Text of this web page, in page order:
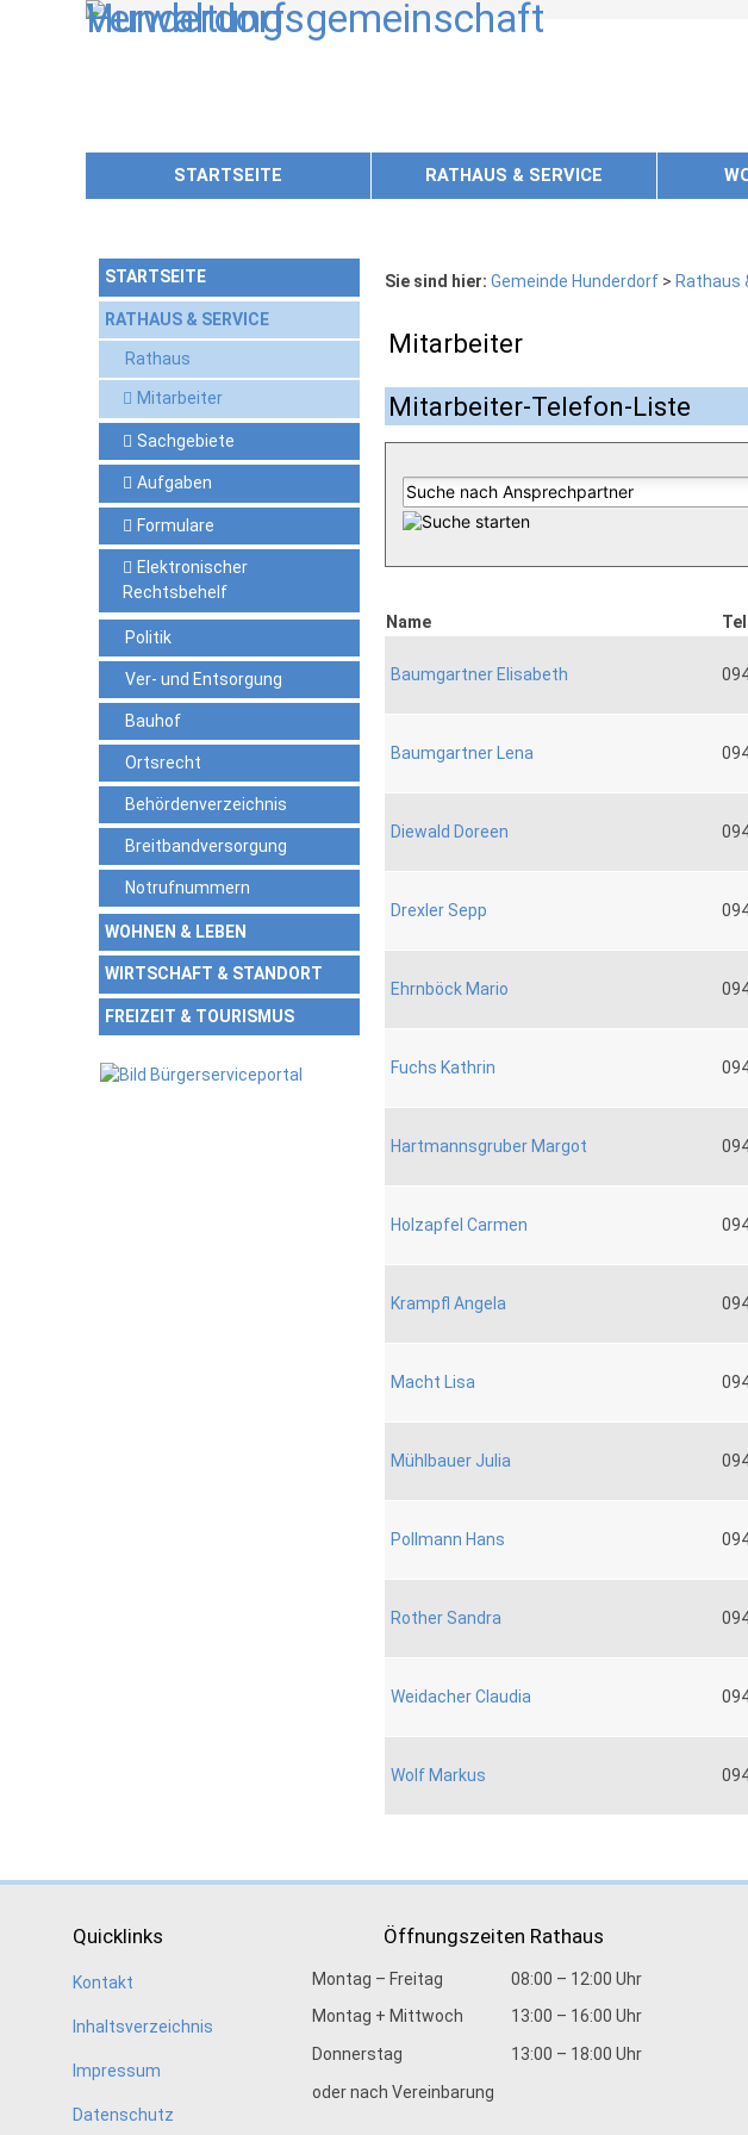
,zur Navigation oderzur Startseite springen.
STARTSEITE RATHAUS & SERVICE
STARTSEITE
RATHAUS & SERVICE
Rathaus
Mitarbeiter
Sachgebiete
Aufgaben
Formulare
Elektronischer
Rechtsbehelf
Politik
Ver- und Entsorgung
Bauhof
Ortsrecht
Behördenverzeichnis
Breitbandversorgung
Notrufnummern
WOHNEN & LEBEN
WIRTSCHAFT & STANDORT
FREIZEIT & TOURISMUS
Sie sind hier: Gemeinde Hunderdorf> Rathaus
Mitarbeiter
Mitarbeiter-Telefon-Liste
Name
Baumgartner Elisabeth
Baumgartner Lena
Diewald Doreen
Drexler Sepp
Ehrnböck Mario
Fuchs Kathrin
Hartmannsgruber Margot
Holzapfel Carmen
Krampfl Angela
Macht Lisa
Mühlbauer Julia
Pollmann Hans
Rother Sandra
Weidacher Claudia
Wolf Markus
Quicklinks
Kontakt
Inhaltsverzeichnis
Impressum
Datenschutz
Öffnungszeiten Rathaus
Montag – Freitag
08:00 – 12:00 Uhr
Montag + Mittwoch
13:00 – 16:00 Uhr
Donnerstag
13:00 – 18:00 Uhr
oder nach Vereinbarung